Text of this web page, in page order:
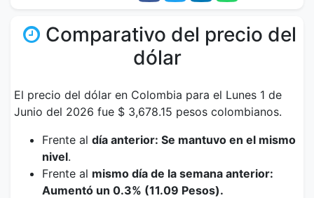
Comparativo del precio del
dólar
El precio del dólar en Colombia para el Lunes 1 de
Junio del 2026 fue $ 3,678.15 pesos colombianos.
Frente al día anterior: Se mantuvo en el mismo
nivel.
Frente al mismo día de la semana anterior:
Aumentó un 0.3% (11.09 Pesos).